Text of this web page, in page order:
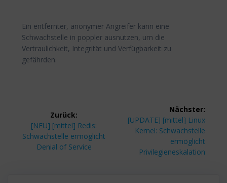
Ein entfernter, anonymer Angreifer kann eine
Schwachstelle in poppler ausnutzen, um die
Vertraulichkeit, Integrität und Verfügbarkeit zu
gefährden.
Zurück:
Vorheriger
Beitrag:
[NEU] [mittel] Redis:
Schwachstelle ermöglicht
Denial of Service
Nächster:
Nächster
Beitrag:
[UPDATE] [mittel] Linux
Kernel: Schwachstelle
ermöglicht
Privilegieneskalation